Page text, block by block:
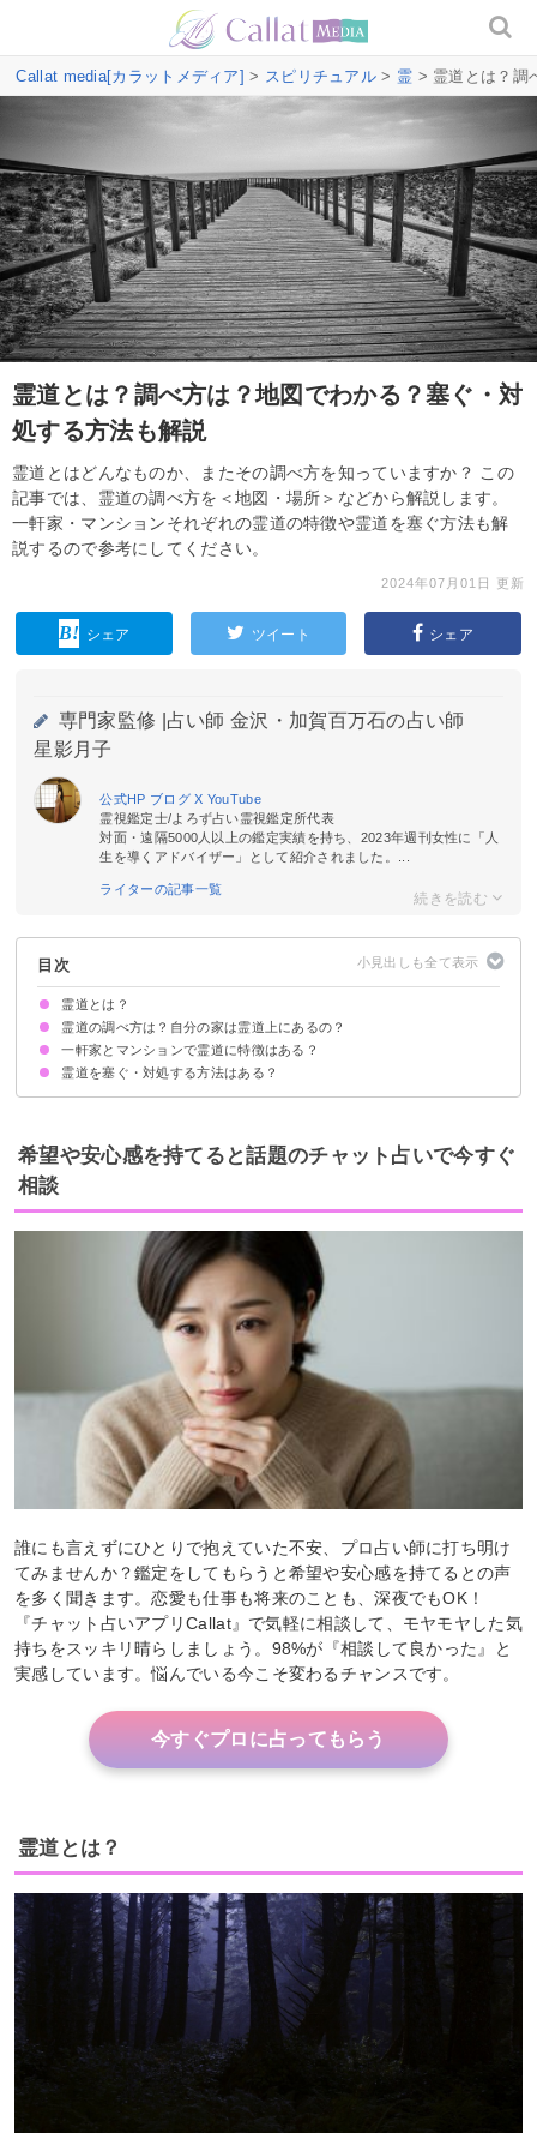
Callat media[カラットメディア] > スピリチュアル > 霊 > 霊道とは？調
霊道とは？調べ方は？地図でわかる？塞ぐ・対
処する方法も解説
霊道とはどんなものか、またその調べ方を知っていますか？ この
記事では、霊道の調べ方を＜地図・場所＞などから解説します。
一軒家・マンションそれぞれの霊道の特徴や霊道を塞ぐ方法も解
説するので参考にしてください。
2024年07月01日 更新
シェア ツイート シェア
専門家監修 | 占い師 金沢・加賀百万石の占い師
星影月子
公式HP ブログX YouTube
霊視鑑定士/よろず占い霊視鑑定所代表
対面・遠隔5000人以上の鑑定実績を持ち、2023年週刊女性に「人
生を導くアドバイザー」として紹介されました。...
ライターの記事一覧
目次
霊道とは？
霊道の調べ方は？自分の家は霊道上にあるの？
地図上で事故等の現場とお寺との線上にあるか
かつてお墓があった場所かどうか
火葬場や葬儀場・病院が近いかどうか
事故物件かどうか
一軒家とマンションで霊道に特徴はある？
マンション：5〜6階が霊道が最もあると言われている
一軒家：ラップ音や謎の体調不良に注意
霊道を塞ぐ・対処する方法はある？
鬼門の方角に鳥居を置く
盛り塩をする
仏壇の位置を変える
生物を放置しない
霊道には立ち入らない
希望や安心感を持てると話題のチャット占いで今すぐ
相談
誰にも言えずにひとりで抱えていた不安、プロ占い師に打ち明け
てみませんか？鑑定をしてもらうと希望や安心感を持てるとの声
を多く聞きます。恋愛も仕事も将来のことも、深夜でもOK！
『チャット占いアプリCallat』で気軽に相談して、モヤモヤした気
持ちをスッキリ晴らしましょう。98%が『相談して良かった』と
実感しています。悩んでいる今こそ変わるチャンスです。
今すぐプロに占ってもらう
霊道とは？